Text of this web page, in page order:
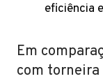
eficiência
Em
com